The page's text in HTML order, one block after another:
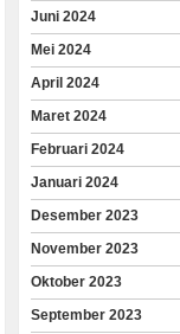
Juni 2024
Mei 2024
April 2024
Maret 2024
Februari 2024
Januari 2024
Desember 2023
November 2023
Oktober 2023
September 2023